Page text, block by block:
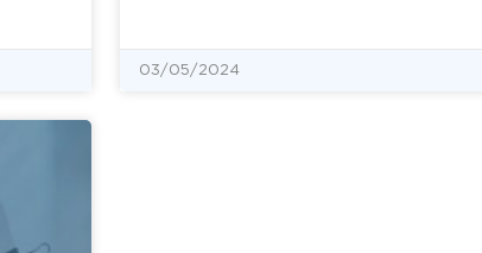
03/05/2024